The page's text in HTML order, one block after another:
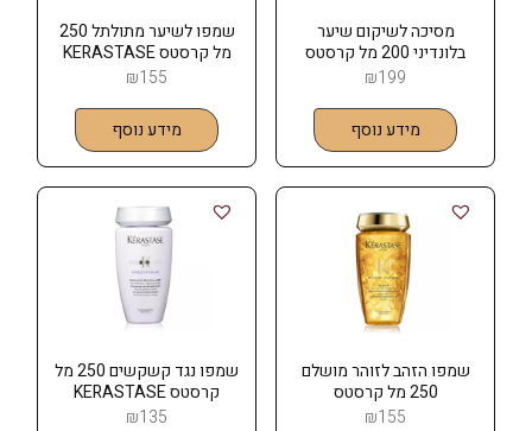
מסיכה לשיקום שיער
בלונדיני 200 מל קרסטס
KERASTASE
₪199
מידע נוסף
שמפו לשיער מתולתל 250
מל קרסטס KERASTASE
₪155
מידע נוסף
שמפו הזהב לזוהר מושלם
250 מל קרסטס
KERASTASE
₪155
שמפו נגד קשקשים 250 מל
קרסטס KERASTASE
₪135